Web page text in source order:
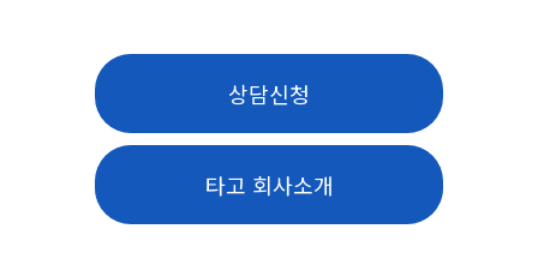
상담신청
타고 회사소개